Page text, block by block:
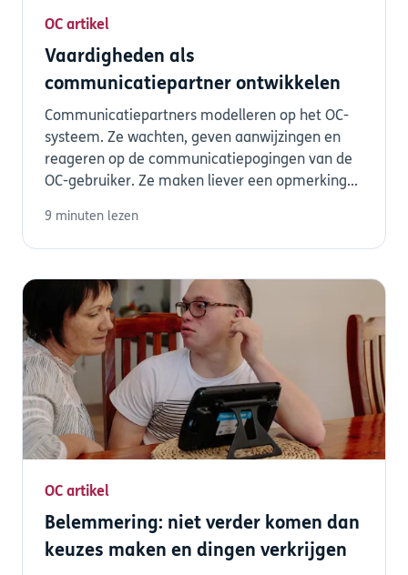
OC artikel
Vaardigheden als
communicatiepartner ontwikkelen
Communicatiepartners modelleren op het OC-
systeem. Ze wachten, geven aanwijzingen en
reageren op de communicatiepogingen van de
OC-gebruiker. Ze maken liever een opmerking...
9 minuten lezen
OC artikel
Belemmering: niet verder komen dan
keuzes maken en dingen verkrijgen